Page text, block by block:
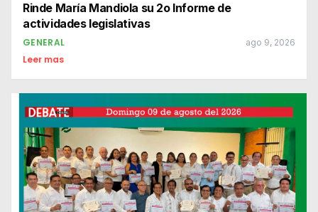
Rinde María Mandiola su 2o Informe de
actividades legislativas
GENERAL ago 9, 2026
Leer mas